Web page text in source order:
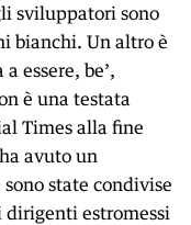
sviluppatori sono
bianchi. Un altro è
essere, be’,
è una testata
Times alla fine
avuto un
state condivise
estromessi